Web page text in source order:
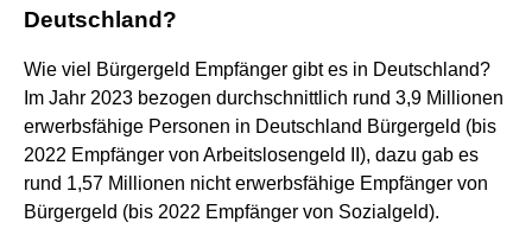
Deutschland?
Wie viel Bürgergeld Empfänger gibt es in Deutschland?
Im Jahr 2023 bezogen durchschnittlich rund 3,9 Millionen
erwerbsfähige Personen in Deutschland Bürgergeld (bis
2022 Empfänger von Arbeitslosengeld II), dazu gab es
rund 1,57 Millionen nicht erwerbsfähige Empfänger von
Bürgergeld (bis 2022 Empfänger von Sozialgeld).